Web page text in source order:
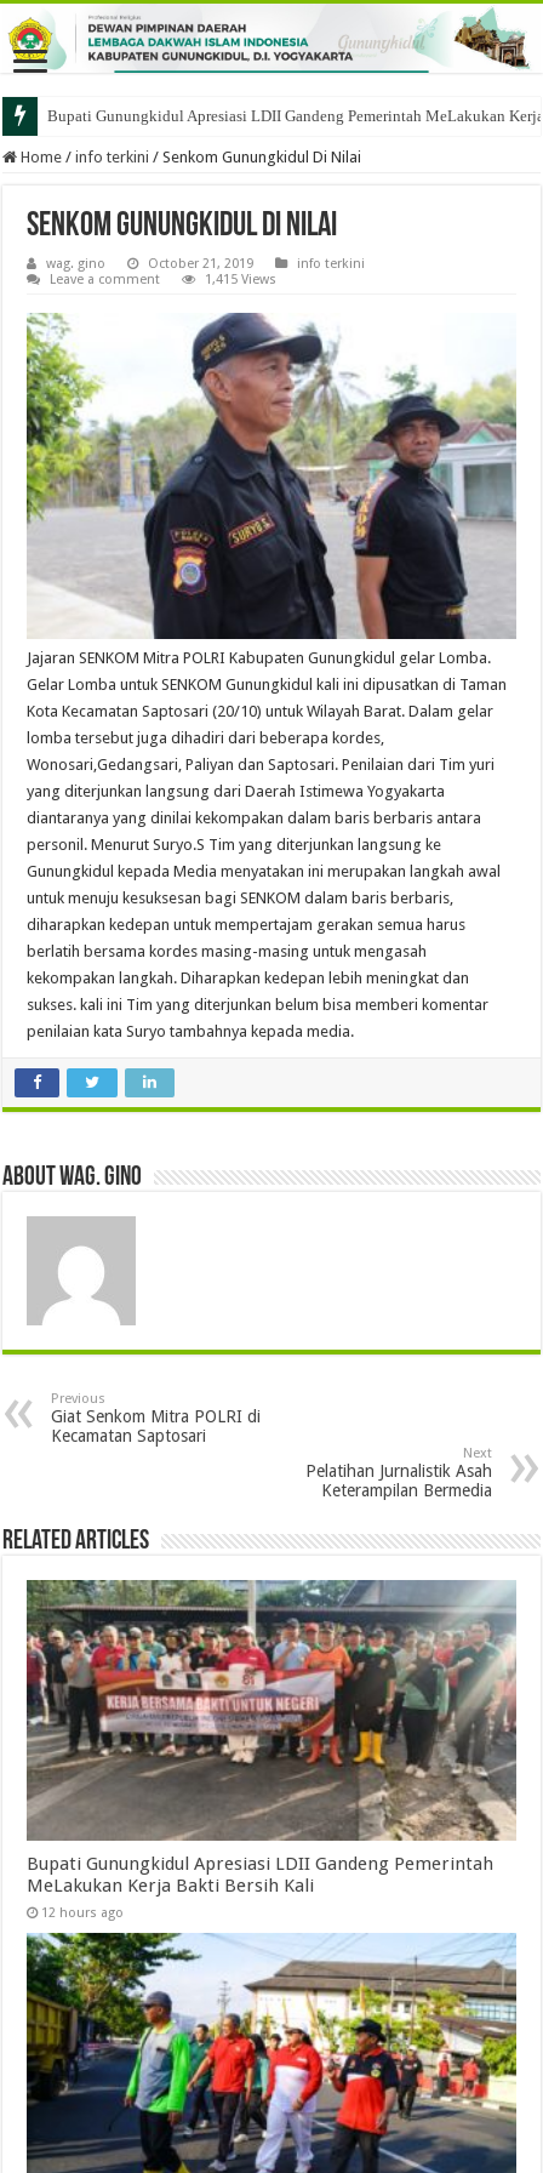
Bupati Gunungkidul Apresiasi LDII Gandeng Pemerintah MeLakukan
Home / info terkini / Senkom Gunungkidul Di Nilai
Senkom Gunungkidul Di Nilai
wag. gino October 21, 2019
info terkini
Leave a comment
1,415 Views
Jajaran SENKOM Mitra POLRI Kabupaten Gunungkidul gelar Lomba.
Gelar Lomba untuk SENKOM Gunungkidul kali ini dipusatkan di Taman
Kota Kecamatan Saptosari (20/10) untuk Wilayah Barat. Dalam gelar
lomba tersebut juga dihadiri dari beberapa kordes,
Wonosari,Gedangsari, Paliyan dan Saptosari. Penilaian dari Tim yuri
yang diterjunkan langsung dari Daerah Istimewa Yogyakarta
diantaranya yang dinilai kekompakan dalam baris berbaris antara
personil. Menurut Suryo.S Tim yang diterjunkan langsung ke
Gunungkidul kepada Media menyatakan ini merupakan langkah awal
untuk menuju kesuksesan bagi SENKOM dalam baris berbaris,
diharapkan kedepan untuk mempertajam gerakan semua harus
berlatih bersama kordes masing-masing untuk mengasah
kekompakan langkah. Diharapkan kedepan lebih meningkat dan
sukses. kali ini Tim yang diterjunkan belum bisa memberi komentar
penilaian kata Suryo tambahnya kepada media.
About wag. gino
Previous
Giat Senkom Mitra POLRI di
Kecamatan Saptosari
Next
Pelatihan Jurnalistik Asah
Keterampilan Bermedia
Related Articles
Bupati Gunungkidul Apresiasi LDII Gandeng Pemerintah
MeLakukan Kerja Bakti Bersih Kali ‎
12 hours ago